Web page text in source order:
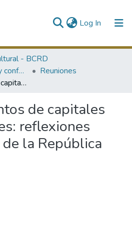
Log In (current)
- BCRD
Seminarios, talleres y conferencias
Reuniones
Los movimientos de capitales internacionales: reflexiones sobre el caso de la República Dominicana
de capitales
reflexiones
la República